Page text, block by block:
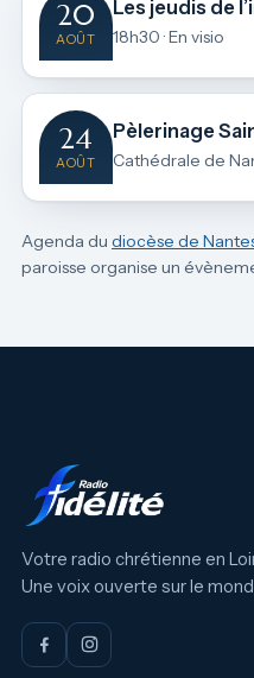
20
AOÛT
Les jeudis de
18h30 · En visio
24
AOÛT
Pèlerinage
Cathédrale de
Agenda du diocèse de
paroisse organise un
Votre radio chrétienne en
Une voix ouverte sur le